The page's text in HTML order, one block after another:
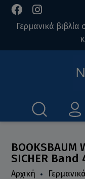
Γερμανικά
SICHER Band
Αρχική